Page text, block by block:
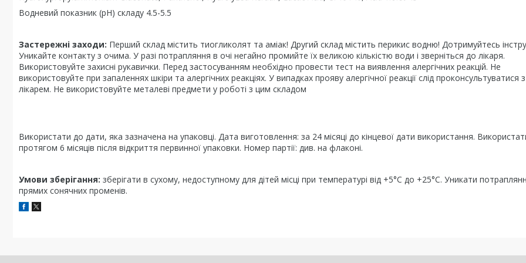
Водневий показник (pH) cкладу 4.5-5.5
Застережні заходи: Перший склад містить тиогликолят та аміак! Другий склад містить перикис водню! Дотримуйтесь
Уникайте контакту з очима. У разi потрапляння в очі негайно промийте їх великою кількістю води i зверніться до лікаря.
Використовуйте захисні рукавички. Перед застосуванням необхідно провести тест на виявлення алергiчних реакцiй. Не
використовуйте при запаленнях шкіри та алергічних реакціях. У випадках прояву алергічної реакції слід проконсультуватися з
лікарем. Не використовуйте металеві предмети у роботі з цим складом
Використати до дати, яка зазначена на упаковці. Дата виготовлення: за 24 місяці до кінцевої дати використання.
протягом 6 місяців після відкриття первинної упаковки. Номер партії: див. на флаконі.
Умови зберігання: зберігати в сухому, недоступному для дітей місці при температурі від +5°С до +25°С. Уникати
прямих сонячних променів.